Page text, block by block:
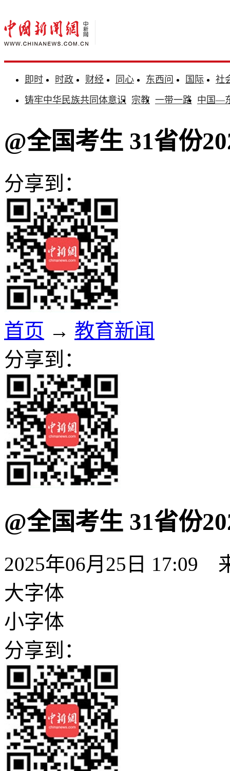
即时 时政 财经 同心 东西问 国际
社
铸牢中华民族共同体意识 宗教 一带一路 中国—
@全国考生 31省份
分享到：
首页 → 教育新闻
分享到：
@全国考生 31省份
2025年06月25日 17:09
大字体
小字体
分享到：